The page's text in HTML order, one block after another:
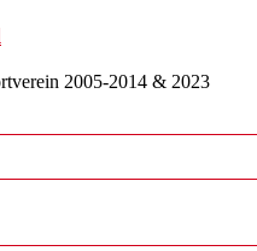
2005-2014 & 2023